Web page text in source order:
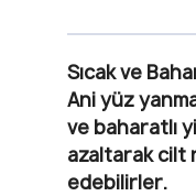
Sıcak ve
Ani yüz
ve baharatlı
azaltarak cilt
edebilirler.